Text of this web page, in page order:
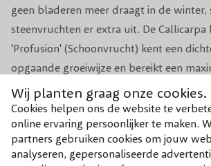
Wij planten graag onze cookies.
Cookies helpen ons de website te
online ervaring persoonlijker te maken.
partners gebruiken cookies om jouw
analyseren, gepersonaliseerde
geen bladeren meer draagt in de winter,
steenvruchten er extra uit. De Callicarpa
'Profusion' (Schoonvrucht) kent een
opgaande groeiwijze en bereikt een
breedte van ongeveer 2 meter. Plant de
Schoonvrucht ‘Profusion’ in een goed
in de zon of halfschaduw en geniet van
kenmerken van de opvallende
Voeding
In het voorjaar
Groeisnelheid Gemiddeld